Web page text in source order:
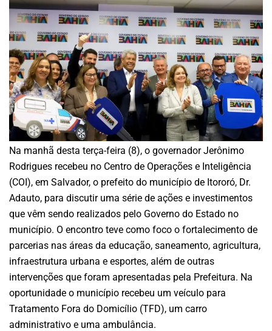
Na manhã desta terça-feira (8), o governador Jerônimo
Rodrigues recebeu no Centro de Operações e Inteligência
(COI), em Salvador, o prefeito do município de Itororó, Dr.
Adauto, para discutir uma série de ações e investimentos
que vêm sendo realizados pelo Governo do Estado no
município. O encontro teve como foco o fortalecimento de
parcerias nas áreas da educação, saneamento, agricultura,
infraestrutura urbana e esportes, além de outras
intervenções que foram apresentadas pela Prefeitura. Na
oportunidade o município recebeu um veículo para
Tratamento Fora do Domicílio (TFD), um carro
administrativo e uma ambulância.